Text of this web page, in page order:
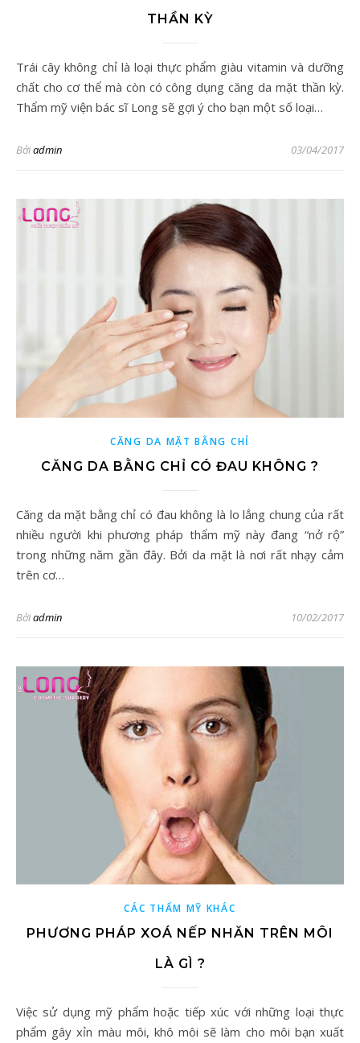
THẦN KỲ
Trái cây không chỉ là loại thực phẩm giàu vitamin và dưỡng
chất cho cơ thể mà còn có công dụng căng da mặt thần kỳ.
Thẩm mỹ viện bác sĩ Long sẽ gợi ý cho bạn một số loại…
Bởiadmin 03/04/2017
CĂNG DA MẶT BẰNG CHỈ
CĂNG DA BẰNG CHỈ CÓ ĐAU KHÔNG ?
Căng da mặt bằng chỉ có đau không là lo lắng chung của rất
nhiều người khi phương pháp thẩm mỹ này đang “nở rộ”
trong những năm gần đây. Bởi da mặt là nơi rất nhạy cảm
trên cơ…
Bởiadmin 10/02/2017
CÁC THẨM MỸ KHÁC
PHƯƠNG PHÁP XOÁ NẾP NHĂN TRÊN MÔI
LÀ GÌ ?
Việc sử dụng mỹ phẩm hoặc tiếp xúc với những loại thực
phẩm gây xỉn màu môi, khô môi sẽ làm cho môi bạn xuất